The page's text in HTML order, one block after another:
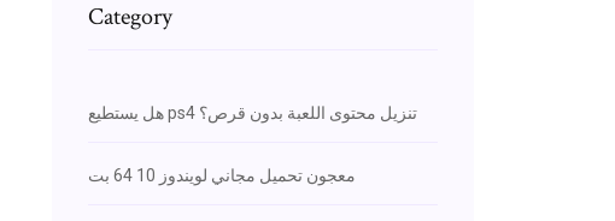
Category
هل يستطيع ps4 تنزيل محتوى اللعبة بدون قرص؟
معجون تحميل مجاني لويندوز 10 64 بت